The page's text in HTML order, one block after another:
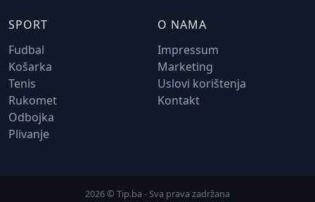
SPORT
Fudbal
Košarka
Tenis
Rukomet
Odbojka
Plivanje
O NAMA
Impressum
Marketing
Uslovi korištenja
Kontakt
2026 © Tip.ba - Sva prava zadržana